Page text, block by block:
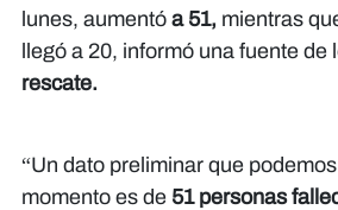
lunes, aumentó a 51, mientras
llegó a 20, informó una fuente de
rescate.
“Un dato preliminar que
momento es de 51 personas